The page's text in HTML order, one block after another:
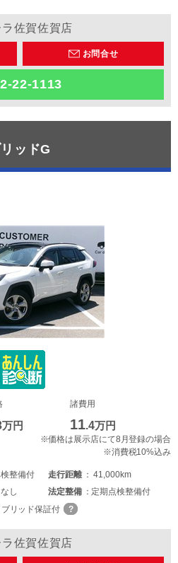
ラ佐賀佐賀店
お問合せ
22-1113
ッドG
万円
諸費用
11.4万円
※価格は展示店にて8月登録の場合
※消費税10%込み
整備付 走行距離
41,000km
なし 法定整備
定期点検整備付
リッド保証付
ラ佐賀佐賀店